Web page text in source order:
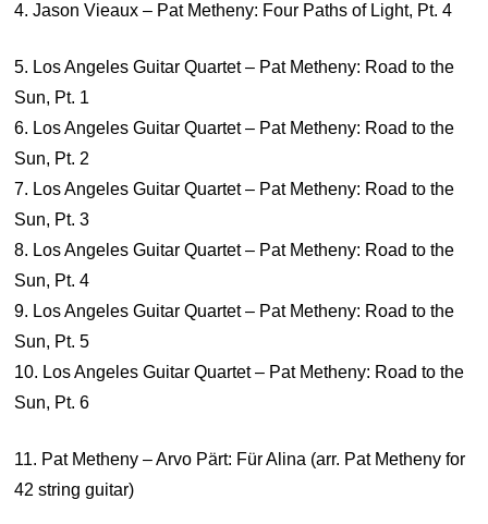
4. Jason Vieaux – Pat Metheny: Four Paths of Light, Pt. 4
5. Los Angeles Guitar Quartet – Pat Metheny: Road to the
Sun, Pt. 1
6. Los Angeles Guitar Quartet – Pat Metheny: Road to the
Sun, Pt. 2
7. Los Angeles Guitar Quartet – Pat Metheny: Road to the
Sun, Pt. 3
8. Los Angeles Guitar Quartet – Pat Metheny: Road to the
Sun, Pt. 4
9. Los Angeles Guitar Quartet – Pat Metheny: Road to the
Sun, Pt. 5
10. Los Angeles Guitar Quartet – Pat Metheny: Road to the
Sun, Pt. 6
11. Pat Metheny – Arvo Pärt: Für Alina (arr. Pat Metheny for
42 string guitar)